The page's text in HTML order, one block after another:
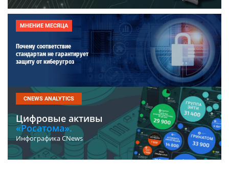
МНЕНИЕ МЕСЯЦА
Почему соответствие
стандартам не гарантирует
защиту от киберугроз
CNEWS ANALYTICS
Цифровые активы
«Росатома».
Инфографика CNews